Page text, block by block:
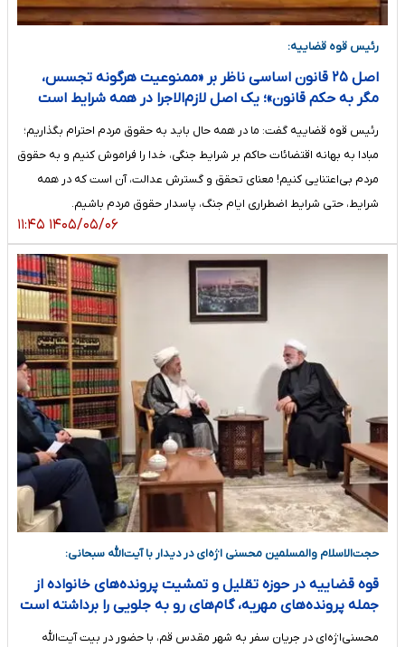
رئیس قوه قضاییه:
اصل ۲۵ قانون اساسی ناظر بر «ممنوعیت هرگونه تجسس،
مگر به حکم قانون»؛ یک اصل لازم‌الاجرا در همه شرایط است
رئیس قوه قضاییه گفت: ما در همه حال باید به حقوق مردم احترام بگذاریم؛
مبادا به بهانه اقتضائات حاکم بر شرایط جنگی، خدا را فراموش کنیم و به حقوق
مردم بی‌اعتنایی کنیم! معنای تحقق و گسترش عدالت، آن است که در همه
شرایط، حتی شرایط اضطراری ایام جنگ، پاسدار حقوق مردم باشیم.
۱۴۰۵/۰۵/۰۶ ۱۱:۴۵
حجت‌الاسلام والمسلمین محسنی اژه‌ای در دیدار با آیت‌الله سبحانی:
قوه قضاییه در حوزه تقلیل و تمشیت پرونده‌های خانواده از
جمله پرونده‌های مهریه، گام‌های رو به جلویی را برداشته است
محسنی‌اژه‌ای در جریان سفر به شهر مقدس قم، با حضور در بیت آیت‌الله